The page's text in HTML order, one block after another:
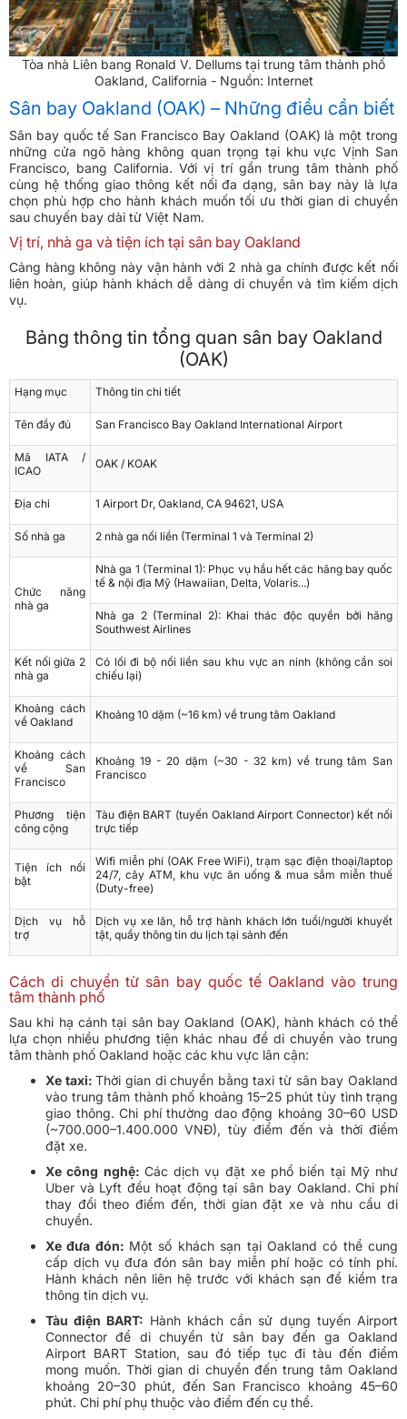
Tòa nhà Liên bang Ronald V. Dellums tại trung tâm thành phố
Oakland, California - Nguồn: Internet
Sân bay Oakland (OAK) – Những điều cần biết
Sân bay quốc tế San Francisco Bay Oakland (OAK) là một trong
những cửa ngõ hàng không quan trọng tại khu vực Vịnh San
Francisco, bang California. Với vị trí gần trung tâm thành phố
cùng hệ thống giao thông kết nối đa dạng, sân bay này là lựa
chọn phù hợp cho hành khách muốn tối ưu thời gian di chuyển
sau chuyến bay dài từ Việt Nam.
Vị trí, nhà ga và tiện ích tại sân bay Oakland
Cảng hàng không này vận hành với 2 nhà ga chính được kết nối
liên hoàn, giúp hành khách dễ dàng di chuyển và tìm kiếm dịch
vụ.
Bảng thông tin tổng quan sân bay Oakland
(OAK)
Hạng mục Thông tin chi tiết
Tên đầy đủ San Francisco Bay Oakland International Airport
Mã IATA /
ICAO
OAK / KOAK
Địa chỉ 1 Airport Dr, Oakland, CA 94621, USA
Số nhà ga 2 nhà ga nối liền (Terminal 1 và Terminal 2)
Chức năng
nhà ga
Nhà ga 1 (Terminal 1): Phục vụ hầu hết các hãng bay quốc
tế & nội địa Mỹ (Hawaiian, Delta, Volaris...)
Nhà ga 2 (Terminal 2): Khai thác độc quyền bởi hãng
Southwest Airlines
Kết nối giữa 2
nhà ga
Có lối đi bộ nối liền sau khu vực an ninh (không cần soi
chiếu lại)
Khoảng cách
về Oakland
Khoảng 10 dặm (~16 km) về trung tâm Oakland
Khoảng cách
về San
Francisco
Khoảng 19 - 20 dặm (~30 - 32 km) về trung tâm San
Francisco
Phương tiện
công cộng
Tàu điện BART (tuyến Oakland Airport Connector) kết nối
trực tiếp
Tiện ích nổi
bật
Wifi miễn phí (OAK Free WiFi), trạm sạc điện thoại/laptop
24/7, cây ATM, khu vực ăn uống & mua sắm miễn thuế
(Duty-free)
Dịch vụ hỗ
trợ
Dịch vụ xe lăn, hỗ trợ hành khách lớn tuổi/người khuyết
tật, quầy thông tin du lịch tại sảnh đến
Cách di chuyển từ sân bay quốc tế Oakland vào trung
tâm thành phố
Sau khi hạ cánh tại sân bay Oakland (OAK), hành khách có thể
lựa chọn nhiều phương tiện khác nhau để di chuyển vào trung
tâm thành phố Oakland hoặc các khu vực lân cận:
Xe taxi:Thời gian di chuyển bằng taxi từ sân bay Oakland
vào trung tâm thành phố khoảng 15–25 phút tùy tình trạng
giao thông. Chi phí thường dao động khoảng 30–60 USD
(~700.000–1.400.000 VNĐ), tùy điểm đến và thời điểm
đặt xe.
Xe công nghệ: Các dịch vụ đặt xe phổ biến tại Mỹ như
Uber và Lyft đều hoạt động tại sân bay Oakland. Chi phí
thay đổi theo điểm đến, thời gian đặt xe và nhu cầu di
chuyển.
Xe đưa đón: Một số khách sạn tại Oakland có thể cung
cấp dịch vụ đưa đón sân bay miễn phí hoặc có tính phí.
Hành khách nên liên hệ trước với khách sạn để kiểm tra
thông tin dịch vụ.
Tàu điện BART: Hành khách cần sử dụng tuyến Airport
Connector để di chuyển từ sân bay đến ga Oakland
Airport BART Station, sau đó tiếp tục đi tàu đến điểm
mong muốn. Thời gian di chuyển đến trung tâm Oakland
khoảng 20–30 phút, đến San Francisco khoảng 45–60
phút. Chi phí phụ thuộc vào điểm đến cụ thể.